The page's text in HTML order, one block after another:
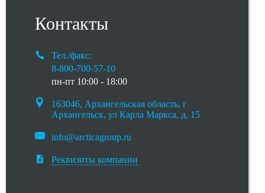
Контакты
Тел./факс:
8-800-700-57-10
пн-пт 10:00 - 18:00
163046, Архангельская область, г
Архангельск, ул Карла Маркса, д. 15
info@arcticagroup.ru
Реквизиты компании